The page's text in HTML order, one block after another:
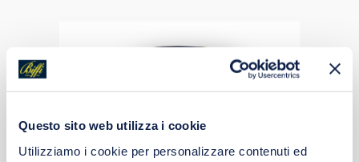
Questo sito web utilizza i cookie
Utilizziamo i cookie per personalizzare contenuti ed